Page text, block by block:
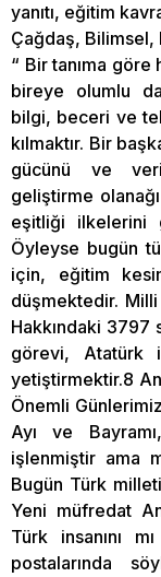
yanıtı, eğitim
Çağdaş, Bilimsel,
“ Bir tanıma göre
bireye olumlu
bilgi, beceri ve
kılmaktır. Bir
gücünü ve
geliştirme
eşitliği ilkelerini
Öyleyse bugün
için, eğitim
düşmektedir. Milli
Hakkındaki 3797
görevi, Atatürk
yetiştirmektir.8
Önemli
Ayı ve
işlenmiştir ama
Bugün Türk
Yeni müfredat
Türk insanını
postalarında